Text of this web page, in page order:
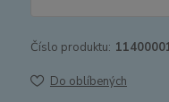
Číslo produktu:
Do oblíbených